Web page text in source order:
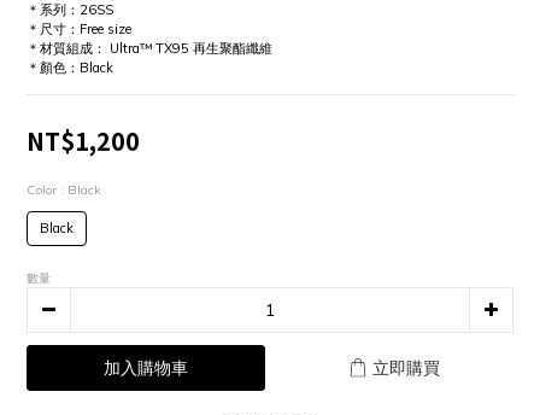
＊系列：26SS
＊尺寸：Free size
＊材質組成： Ultra™ TX95 再生聚酯纖維
＊顏色：Black
NT$1,200
Color : Black
Black
數量
加入購物車 立即購買